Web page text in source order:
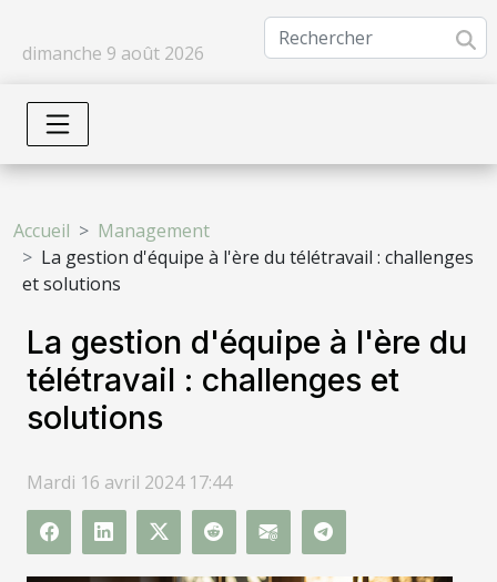
dimanche 9 août 2026
Accueil
Management
La gestion d'équipe à l'ère du télétravail : challenges
et solutions
La gestion d'équipe à l'ère du
télétravail : challenges et
solutions
Mardi 16 avril 2024 17:44